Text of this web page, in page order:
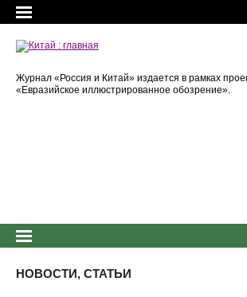
Журнал «Россия и Китай» издается в рамках
«Евразийское иллюстрированное обозрение».
НОВОСТИ, СТАТЬИ